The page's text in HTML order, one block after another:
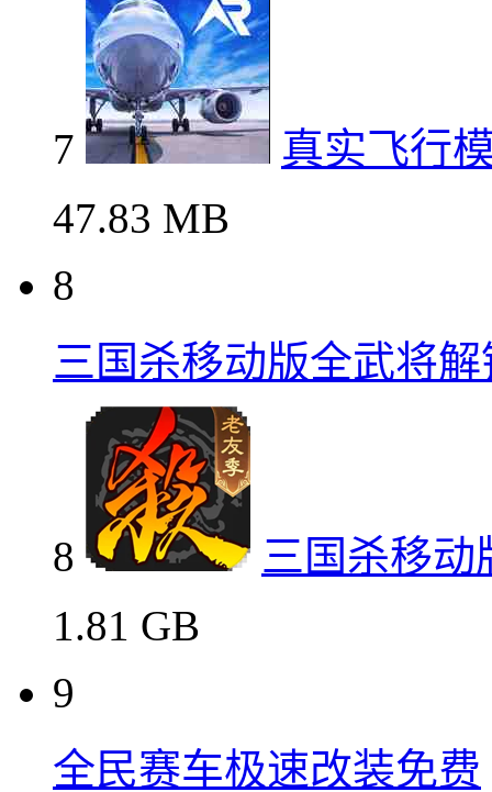
7
真实飞行
47.83 MB
8
三国杀移动版全武将
8
三国杀移动
1.81 GB
9
全民赛车极速改装免费